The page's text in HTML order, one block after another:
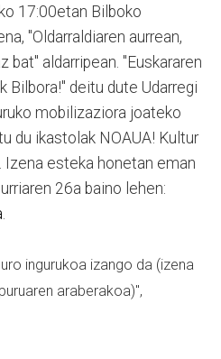
17:00etan Bilboko
"Oldarraldiaren aurrean,
bat" aldarripean. "Euskararen
Bilbora!" deitu dute Udarregi
mobilizaziora joateko
du ikastolak NOAUA! Kultur
Izena esteka honetan eman
26a baino lehen:
ingurukoa izango da (izena
araberakoa)",